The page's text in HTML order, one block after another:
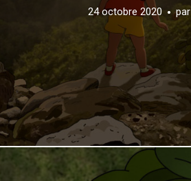
24 octobre 2020 par